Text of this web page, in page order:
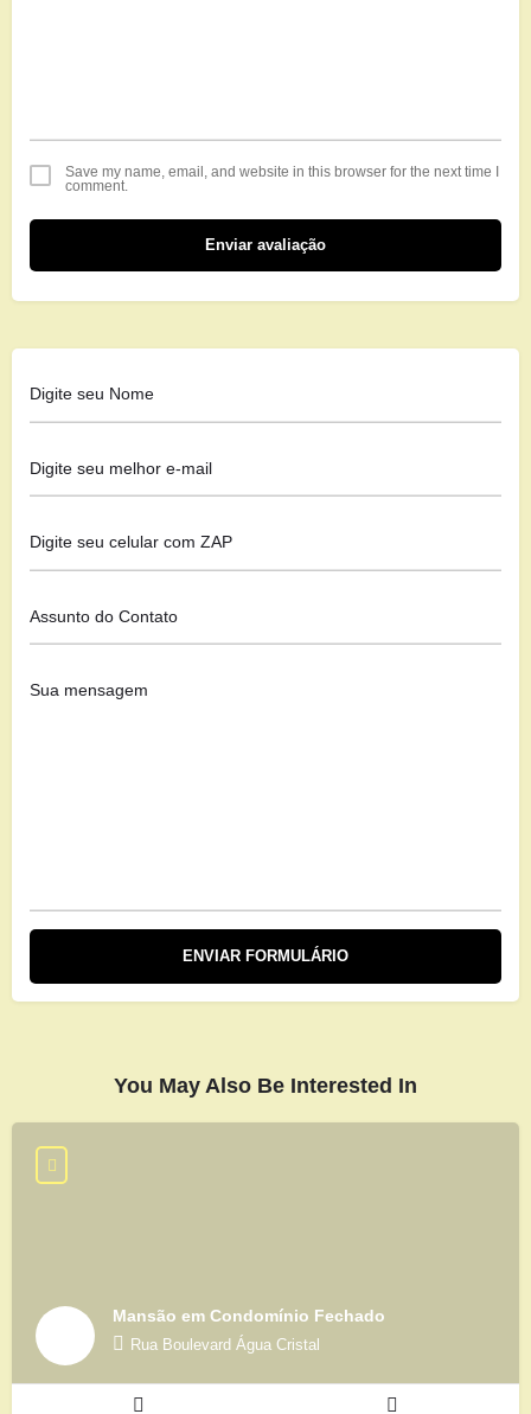
Save my name, email, and website in this browser for the next time I
comment.
Enviar avaliação
You May Also Be Interested In
Mansão em Condomínio Fechado
Rua Boulevard Água Cristal